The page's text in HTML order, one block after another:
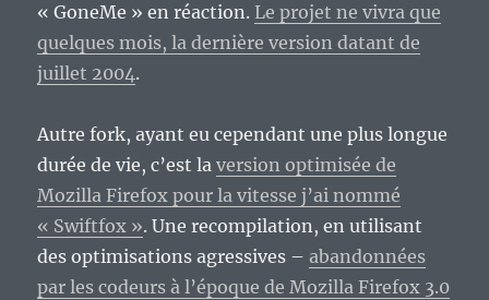
« GoneMe » en réaction. Le projet ne vivra que
quelques mois, la dernière version datant de
juillet 2004.
Autre fork, ayant eu cependant une plus longue
durée de vie, c’est laversion optimisée de
Mozilla Firefox pour la vitesse j’ai nommé
« Swiftfox ». Une recompilation, en utilisant
des optimisations agressives –abandonnées
par les codeurs à l’époque de Mozilla Firefox 3.0